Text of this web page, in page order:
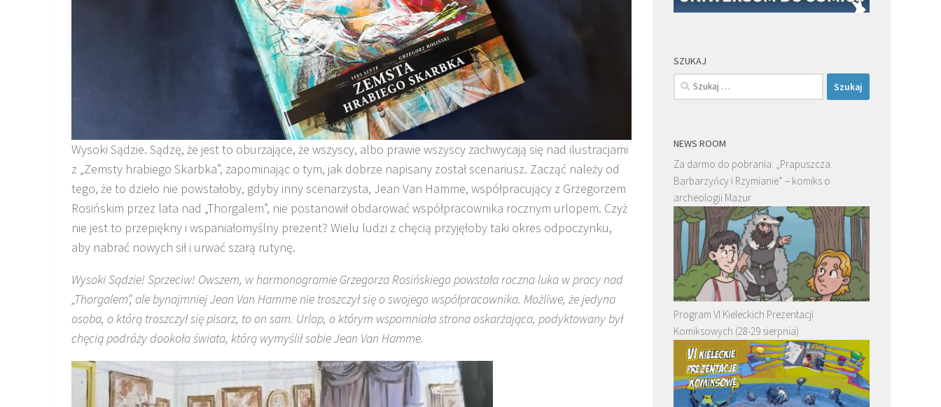
Wysoki Sądzie. Sądzę, że jest to oburzające, że wszyscy, albo prawie wszyscy zachwycają się nad ilustracjami
z „Zemsty hrabiego Skarbka”, zapominając o tym, jak dobrze napisany został scenariusz. Zacząć należy od
tego, że to dzieło nie powstałoby, gdyby inny scenarzysta, Jean Van Hamme, współpracujący z Grzegorzem
Rosińskim przez lata nad „Thorgalem”, nie postanowił obdarować współpracownika rocznym urlopem. Czyż
nie jest to przepiękny i wspaniałomyślny prezent? Wielu ludzi z chęcią przyjęłoby taki okres odpoczynku,
aby nabrać nowych sił i urwać szarą rutynę.
Wysoki Sądzie! Sprzeciw! Owszem, w harmonogramie Grzegorza Rosińskiego powstała roczna luka w pracy nad
„Thorgalem”, ale bynajmniej Jean Van Hamme nie troszczył się o swojego współpracownika. Możliwe, że jedyna
osoba, o którą troszczył się pisarz, to on sam. Urlop, o którym wspomniała strona oskarżająca, podyktowany był
chęcią podróży dookoła świata, którą wymyślił sobie Jean Van Hamme.
SZUKAJ
Szukaj:
NEWS ROOM
Za darmo do pobrania: „Prapuszcza.
Barbarzyńcy i Rzymianie” – komiks o
archeologii Mazur
Program VI Kieleckich Prezentacji
Komiksowych (28-29 sierpnia)